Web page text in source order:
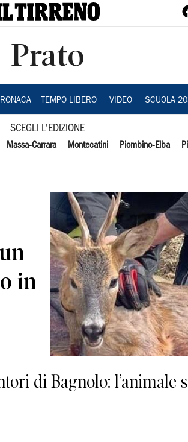
Prato
TEMPO LIBERO VIDEO SCUOLA
SCEGLI L'EDIZIONE
Massa-Carrara Montecatini Piombino-Elba
in
di Bagnolo: l’animale